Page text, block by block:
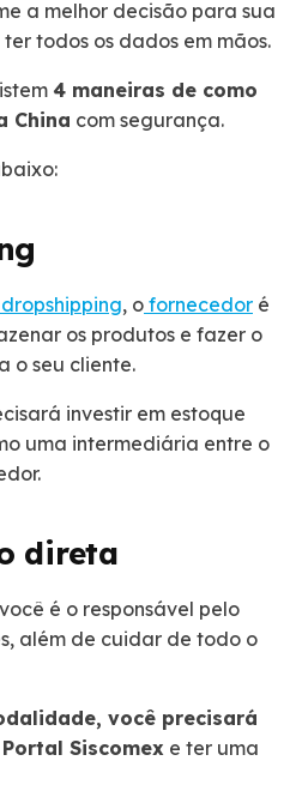
a melhor decisão para sua
todos os dados em mãos.
4 maneiras de como
China com segurança.
dropshipping, o fornecedor é
os produtos e fazer o
o seu cliente.
investir em estoque
uma intermediária entre o
direta
é o responsável pelo
além de cuidar de todo o
você precisará
Siscomex e ter uma